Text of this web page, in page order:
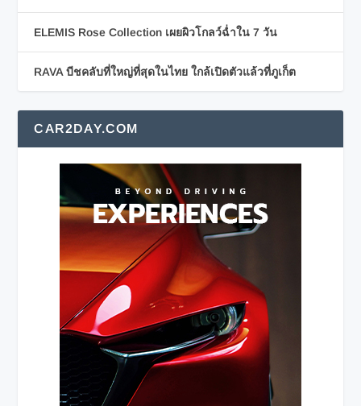
ELEMIS Rose Collection เผยผิวโกลว์ฉ่ำใน 7 วัน
RAVA บีชคลับที่ใหญ่ที่สุดในไทย ใกล้เปิดตัวแล้วที่ภูเก็ต
CAR2DAY.COM